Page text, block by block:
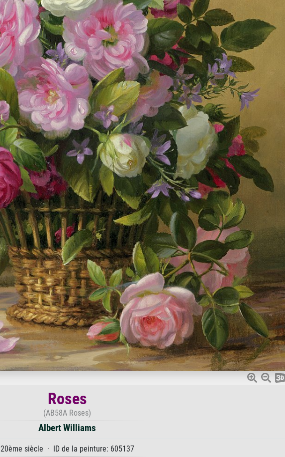
Roses
(AB58A Roses)
Albert Williams
20ème siècle · ID de la peinture: 605137